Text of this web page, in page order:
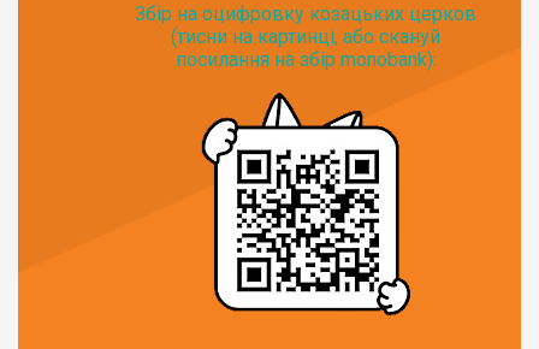
Збір на оцифровку козацьких церков
(тисни на картинці, або скануй
посилання на збір monobank):